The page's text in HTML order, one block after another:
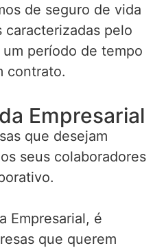
de seguro de vida
pelo
período de tempo
contrato.
Empresarial
que desejam
seus colaboradores
Empresarial, é
que querem